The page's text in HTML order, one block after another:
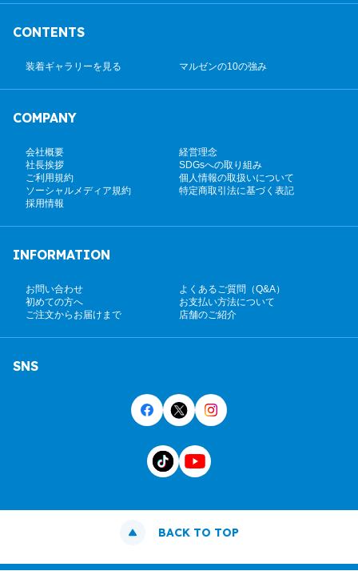
CONTENTS
装着ギャラリーを見る マルゼンの10の強み
COMPANY
会社概要
経営理念
社長挨拶
SDGsへの取り組み
ご利用規約
個人情報の取扱いについて
ソーシャルメディア規約
特定商取引法に基づく表記
採用情報
INFORMATION
お問い合わせ
よくあるご質問（Q&A）
初めての方へ
お支払い方法について
ご注文からお届けまで
店舗のご紹介
SNS
BACK TO TOP